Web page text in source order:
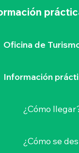
Oficina de
Información
¿Cómo
¿Cómo se